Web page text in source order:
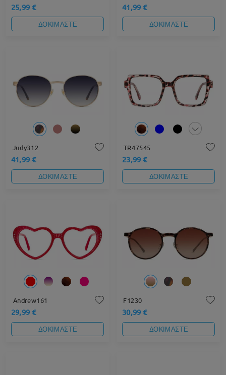
25,99 €
ΔΟΚΙΜΑΣΤΕ
41,99 €
ΔΟΚΙΜΑΣΤΕ
Judy312
41,99 €
ΔΟΚΙΜΑΣΤΕ
TR47545
23,99 €
ΔΟΚΙΜΑΣΤΕ
Andrew161
29,99 €
ΔΟΚΙΜΑΣΤΕ
F1230
30,99 €
ΔΟΚΙΜΑΣΤΕ